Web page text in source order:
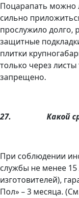
Поцарапать можно
сильно
прослужило долго,
защитные
плитки
только через листы
запрещено.
27. Какой
При соблюдении
службы не менее 15
изготовителей),
Пол» – 3 месяца.